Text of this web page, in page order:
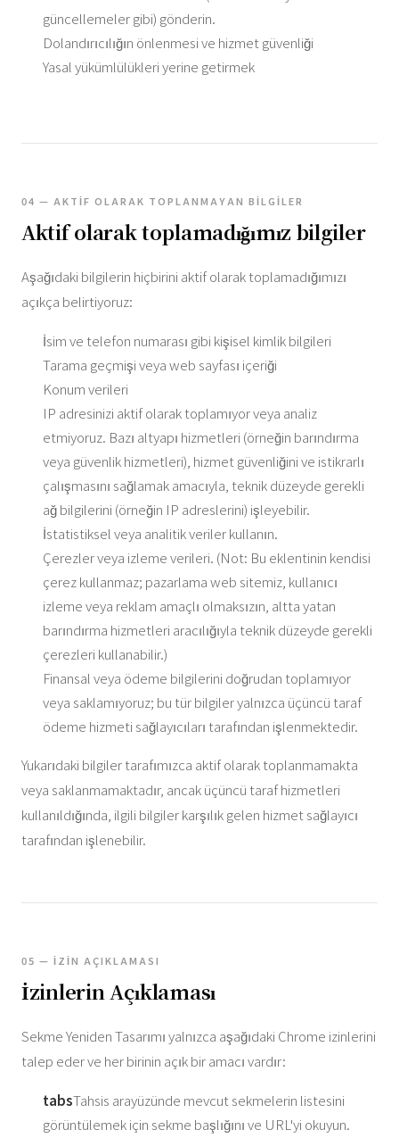
güncellemeler gibi) gönderin.
Dolandırıcılığın önlenmesi ve hizmet güvenliği
Yasal yükümlülükleri yerine getirmek
04 — AKTIF OLARAK TOPLANMAYAN BILGILER
Aktif olarak toplamadığımız bilgiler
Aşağıdaki bilgilerin hiçbirini aktif olarak toplamadığımızı
açıkça belirtiyoruz:
İsim ve telefon numarası gibi kişisel kimlik bilgileri
Tarama geçmişi veya web sayfası içeriği
Konum verileri
IP adresinizi aktif olarak toplamıyor veya analiz
etmiyoruz. Bazı altyapı hizmetleri (örneğin barındırma
veya güvenlik hizmetleri), hizmet güvenliğini ve istikrarlı
çalışmasını sağlamak amacıyla, teknik düzeyde gerekli
ağ bilgilerini (örneğin IP adreslerini) işleyebilir.
İstatistiksel veya analitik veriler kullanın.
Çerezler veya izleme verileri. (Not: Bu eklentinin kendisi
çerez kullanmaz; pazarlama web sitemiz, kullanıcı
izleme veya reklam amaçlı olmaksızın, altta yatan
barındırma hizmetleri aracılığıyla teknik düzeyde gerekli
çerezleri kullanabilir.)
Finansal veya ödeme bilgilerini doğrudan toplamıyor
veya saklamıyoruz; bu tür bilgiler yalnızca üçüncü taraf
ödeme hizmeti sağlayıcıları tarafından işlenmektedir.
Yukarıdaki bilgiler tarafımızca aktif olarak toplanmamakta
veya saklanmamaktadır, ancak üçüncü taraf hizmetleri
kullanıldığında, ilgili bilgiler karşılık gelen hizmet sağlayıcı
tarafından işlenebilir.
05 — İZIN AÇIKLAMASI
İzinlerin Açıklaması
Sekme Yeniden Tasarımı yalnızca aşağıdaki Chrome izinlerini
talep eder ve her birinin açık bir amacı vardır:
tabsTahsis arayüzünde mevcut sekmelerin listesini
görüntülemek için sekme başlığını ve URL'yi okuyun.